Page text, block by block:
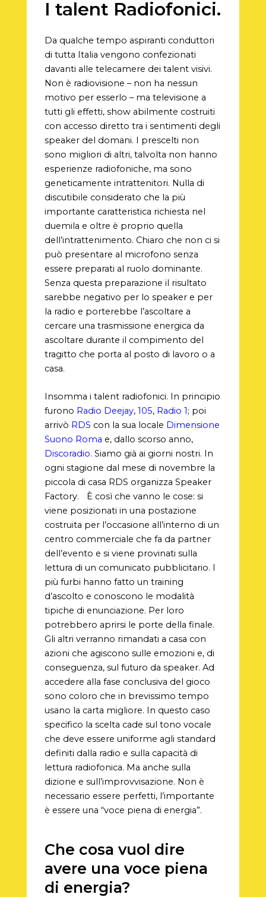
I talent Radiofonici.
Da qualche tempo aspiranti conduttori
di tutta Italia vengono confezionati
davanti alle telecamere dei talent visivi.
Non è radiovisione – non ha nessun
motivo per esserlo – ma televisione a
tutti gli effetti, show abilmente costruiti
con accesso diretto tra i sentimenti degli
speaker del domani. I prescelti non
sono migliori di altri, talvolta non hanno
esperienze radiofoniche, ma sono
geneticamente intrattenitori. Nulla di
discutibile considerato che la più
importante caratteristica richiesta nel
duemila e oltre è proprio quella
dell’intrattenimento. Chiaro che non ci si
può presentare al microfono senza
essere preparati al ruolo dominante.
Senza questa preparazione il risultato
sarebbe negativo per lo speaker e per
la radio e porterebbe l’ascoltare a
cercare una trasmissione energica da
ascoltare durante il compimento del
tragitto che porta al posto di lavoro o a
casa.
Insomma i talent radiofonici. In principio
furono Radio Deejay, 105, Radio 1 ; poi
arrivò RDS con la sua locale Dimensione
Suono Roma e, dallo scorso anno,
Discoradio. Siamo già ai giorni nostri. In
ogni stagione dal mese di novembre la
piccola di casa RDS organizza Speaker
Factory. È così che vanno le cose: si
viene posizionati in una postazione
costruita per l’occasione all’interno di un
centro commerciale che fa da partner
dell’evento e si viene provinati sulla
lettura di un comunicato pubblicitario. I
più furbi hanno fatto un training
d’ascolto e conoscono le modalità
tipiche di enunciazione. Per loro
potrebbero aprirsi le porte della finale.
Gli altri verranno rimandati a casa con
azioni che agiscono sulle emozioni e, di
conseguenza, sul futuro da speaker. Ad
accedere alla fase conclusiva del gioco
sono coloro che in brevissimo tempo
usano la carta migliore. In questo caso
specifico la scelta cade sul tono vocale
che deve essere uniforme agli standard
definiti dalla radio e sulla capacità di
lettura radiofonica. Ma anche sulla
dizione e sull’improvvisazione. Non è
necessario essere perfetti, l’importante
è essere una “voce piena di energia”.
Che cosa vuol dire
avere una voce piena
di energia?